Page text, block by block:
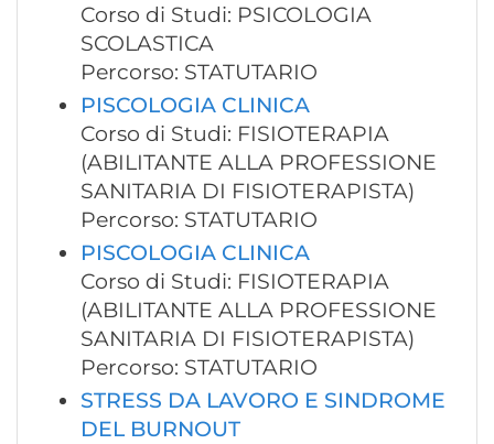
Corso di Studi: PSICOLOGIA
SCOLASTICA
Percorso: STATUTARIO
PISCOLOGIA CLINICA
Corso di Studi: FISIOTERAPIA
(ABILITANTE ALLA PROFESSIONE
SANITARIA DI FISIOTERAPISTA)
Percorso: STATUTARIO
PISCOLOGIA CLINICA
Corso di Studi: FISIOTERAPIA
(ABILITANTE ALLA PROFESSIONE
SANITARIA DI FISIOTERAPISTA)
Percorso: STATUTARIO
STRESS DA LAVORO E SINDROME
DEL BURNOUT